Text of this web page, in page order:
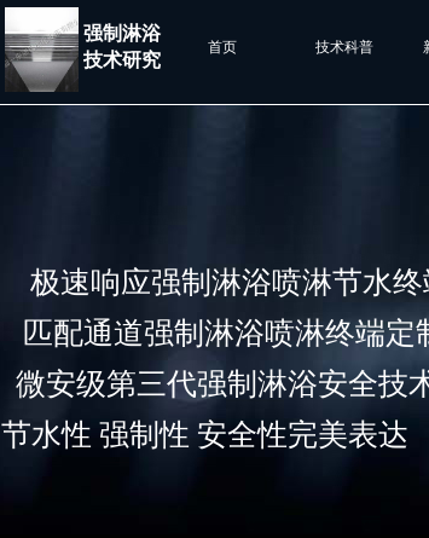
首页 技术科普
强制淋浴
技术研究
极速响应强制淋浴喷淋节水终
匹配通道强制淋浴喷淋终端定
微安级第三代强制淋浴安全技
​节水性 强制性 ​安全性完美表达